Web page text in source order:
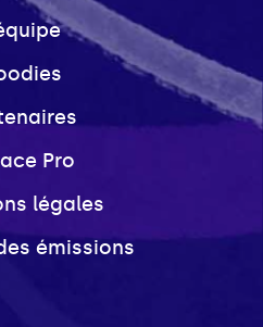
Pro
légales
émissions